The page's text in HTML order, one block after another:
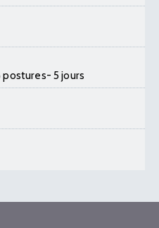
postures- 5 jours